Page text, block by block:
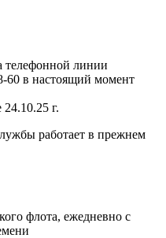
телефонной линии
60 в настоящий момент
г.
работает в прежнем
флота, ежедневно с